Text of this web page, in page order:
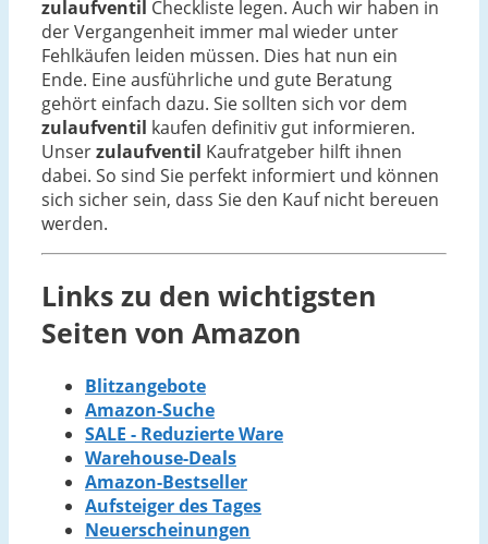
zulaufventil Checkliste legen. Auch wir haben in
der Vergangenheit immer mal wieder unter
Fehlkäufen leiden müssen. Dies hat nun ein
Ende. Eine ausführliche und gute Beratung
gehört einfach dazu. Sie sollten sich vor dem
zulaufventil kaufen definitiv gut informieren.
Unserzulaufventil Kaufratgeber hilft ihnen
dabei. So sind Sie perfekt informiert und können
sich sicher sein, dass Sie den Kauf nicht bereuen
werden.
Links zu den wichtigsten
Seiten von Amazon
Blitzangebote
Amazon-Suche
SALE - Reduzierte Ware
Warehouse-Deals
Amazon-Bestseller
Aufsteiger des Tages
Neuerscheinungen